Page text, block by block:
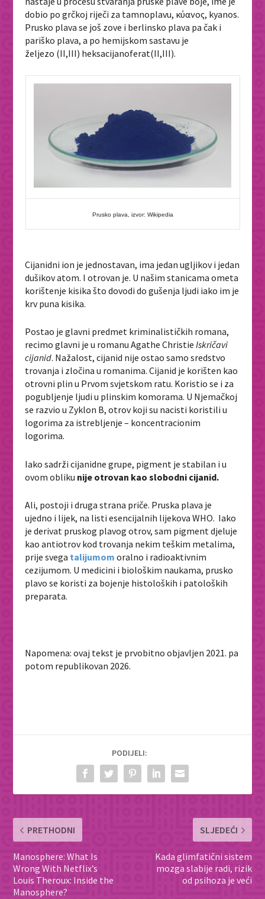
dobio po grčkoj riječi za tamnoplavu, κύανος, kyanos.
Prusko plava se još zove i berlinsko plava pa čak i
pariško plava, a po hemijskom sastavu je
željezo (II,III) heksacijanoferat(II,III).
Prusko plava, izvor: Wikipedia
Cijanidni ion je jednostavan, ima jedan ugljikov i jedan
dušikov atom. I otrovan je. U našim stanicama ometa
korištenje kisika što dovodi do gušenja ljudi iako im je
krv puna kisika.
Postao je glavni predmet kriminalističkih romana,
recimo glavni je u romanu Agathe ChristieIskričavi
cijanid. Nažalost, cijanid nije ostao samo sredstvo
trovanja i zločina u romanima. Cijanid je korišten kao
otrovni plin u Prvom svjetskom ratu. Koristio se i za
pogubljenje ljudi u plinskim komorama. U Njemačkoj
se razvio u Zyklon B, otrov koji su nacisti koristili u
logorima za istrebljenje – koncentracionim
logorima.
Iako sadrži cijanidne grupe, pigment je stabilan i u
ovom obliku nije otrovan kao slobodni cijanid.
Ali, postoji i druga strana priče. Pruska plava je
ujedno i lijek, na listi esencijalnih lijekova WHO. Iako
je derivat pruskog plavog otrov, sam pigment djeluje
kao antiotrov kod trovanja nekim teškim metalima,
prije svega talijumom oralno i radioaktivnim
cezijumom. U medicini i biološkim naukama, prusko
plavo se koristi za bojenje histoloških i patoloških
preparata.
Napomena: ovaj tekst je prvobitno objavljen 2021. pa
potom republikovan 2026.
PODIJELI:
PRETHODNI
Manosphere: What Is
Wrong With Netflix’s
Louis Theroux: Inside the
Manosphere?
SLJEDEĆI
Kada glimfatični sistem
mozga slabije radi, rizik
od psihoza je veći